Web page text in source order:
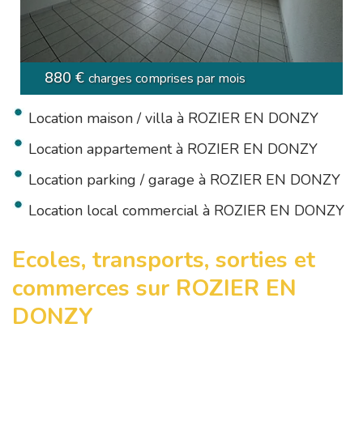
880 € charges comprises par mois
Location maison / villa à ROZIER EN DONZY
Location appartement à ROZIER EN DONZY
Location parking / garage à ROZIER EN DONZY
Location local commercial à ROZIER EN DONZY
Ecoles, transports, sorties et
commerces sur ROZIER EN
DONZY